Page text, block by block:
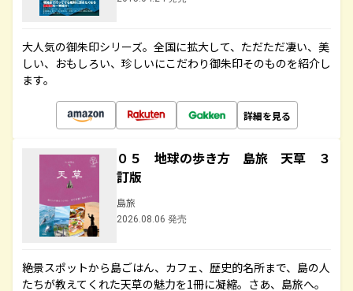
大人気の御朱印シリーズ。全国に拡大して、ただただ凄い、美
しい、おもしろい、珍しいにこだわり御朱印そのものを紹介し
ます。
詳細を見る
０５ 地球の歩き方 島旅 天草 ３
訂版
島旅
2026.08.06 発売
絶景スポットから島ごはん、カフェ、歴史的名所まで、島の人
たちが教えてくれた天草の魅力を1冊に凝縮。さあ、島旅へ。